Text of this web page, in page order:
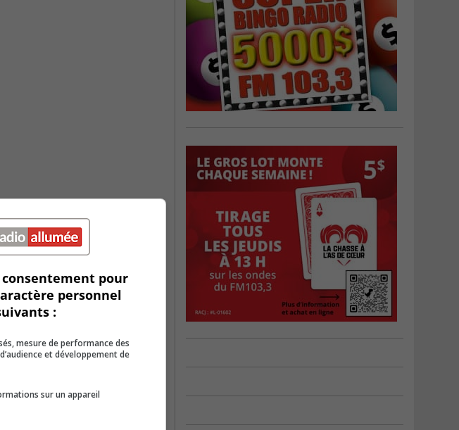
consentement pour
personnel
:
mesure de performance des
et développement de
sur un appareil